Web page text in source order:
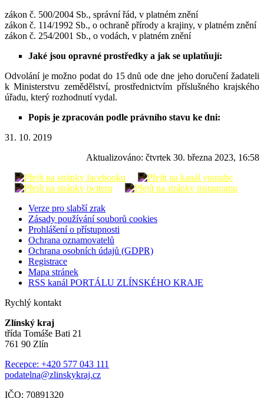
zákon č. 500/2004 Sb., správní řád, v platném znění
zákon č. 114/1992 Sb., o ochraně přírody a krajiny, v platném znění
zákon č. 254/2001 Sb., o vodách, v platném znění
Jaké jsou opravné prostředky a jak se uplatňují:
Odvolání je možno podat do 15 dnů ode dne jeho doručení žadateli
k Ministerstvu zemědělství, prostřednictvím příslušného krajského
úřadu, který rozhodnutí vydal.
Popis je zpracován podle právního stavu ke dni:
31. 10. 2019
Aktualizováno: čtvrtek 30. března 2023, 16:58
Verze pro slabší zrak
Zásady používání souborů cookies
Prohlášení o přístupnosti
Ochrana oznamovatelů
Ochrana osobních údajů (GDPR)
Registrace
Mapa stránek
RSS kanál PORTÁLU ZLÍNSKÉHO KRAJE
Rychlý kontakt
Zlínský kraj
třída Tomáše Bati 21
761 90 Zlín
Recepce: +420 577 043 111
podatelna@zlinskykraj.cz
IČO: 70891320